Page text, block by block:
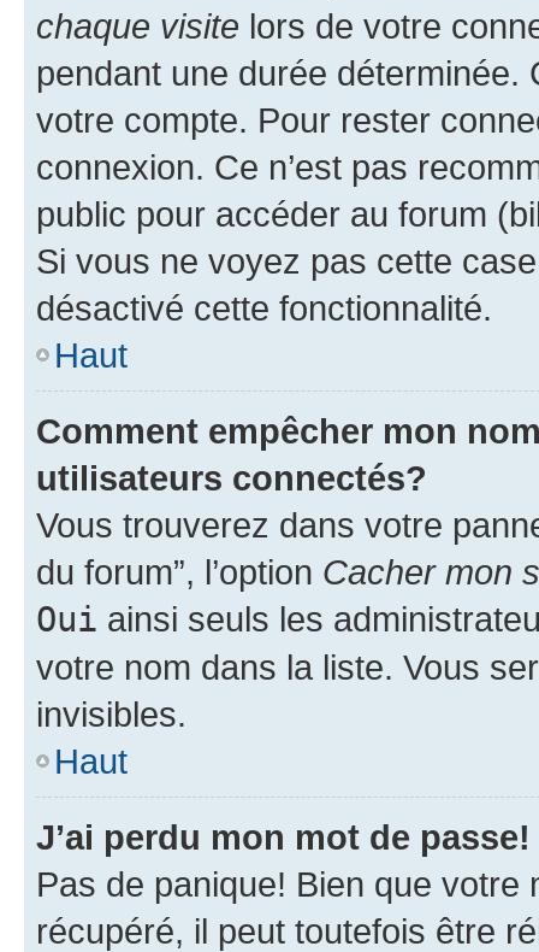
chaque visite lors de votre
pendant une durée déterminée.
votre compte. Pour rester
connexion. Ce n’est pas
public pour accéder au forum
Si vous ne voyez pas cette
désactivé cette fonctionnalité.
Haut
Comment empêcher mon
utilisateurs connectés?
Vous trouverez dans votre
du forum”, l’option Cacher mon
Oui ainsi seuls les
votre nom dans la liste. Vous
invisibles.
Haut
J’ai perdu mon mot de passe!
Pas de panique! Bien que
récupéré, il peut toutefois être